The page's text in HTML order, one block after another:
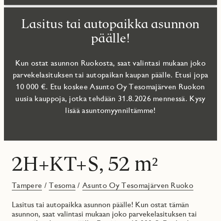
Lasitus tai autopaikka asunnon
päälle!
Kun ostat asunnon Ruokosta, saat valintasi mukaan joko
parvekelasituksen tai autopaikan kaupan päälle. Etusi jopa
10 000 €. Etu koskee Asunto Oy Tesomajärven Ruokon
uusia kauppoja, jotka tehdään 31.8.2026 mennessä. Kysy
lisää asuntomyynniltämme!
2H+KT+S, 52 m²
Tampere /Tesoma /Asunto Oy Tesomajärven Ruoko
Lasitus tai autopaikka asunnon päälle! Kun ostat tämän
asunnon, saat valintasi mukaan joko parvekelasituksen tai